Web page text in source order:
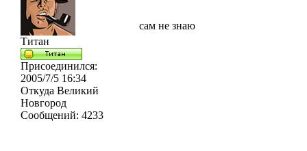
Титан
Присоединился:
2005/7/5 16:34
Откуда Великий
Новгород
Сообщений: 4233
сам не знаю